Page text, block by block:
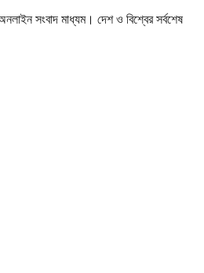
সংবাদ মাধ্যম। দেশ ও বিশ্বের সর্বশেষ